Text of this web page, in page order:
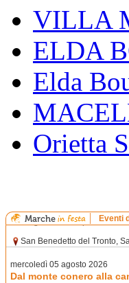
VILLA
ELDA
Elda
Orietta